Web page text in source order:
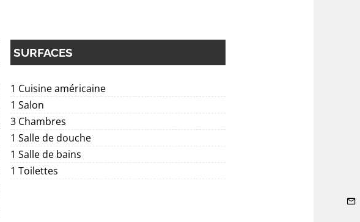
SURFACES
1 Cuisine américaine
1 Salon
3 Chambres
1 Salle de douche
1 Salle de bains
1 Toilettes